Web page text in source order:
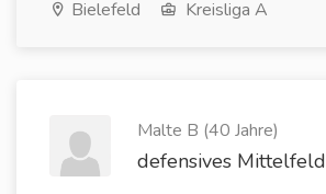
Bielefeld Kreisliga A
Malte B (40 Jahre)
defensives Mittelfeld